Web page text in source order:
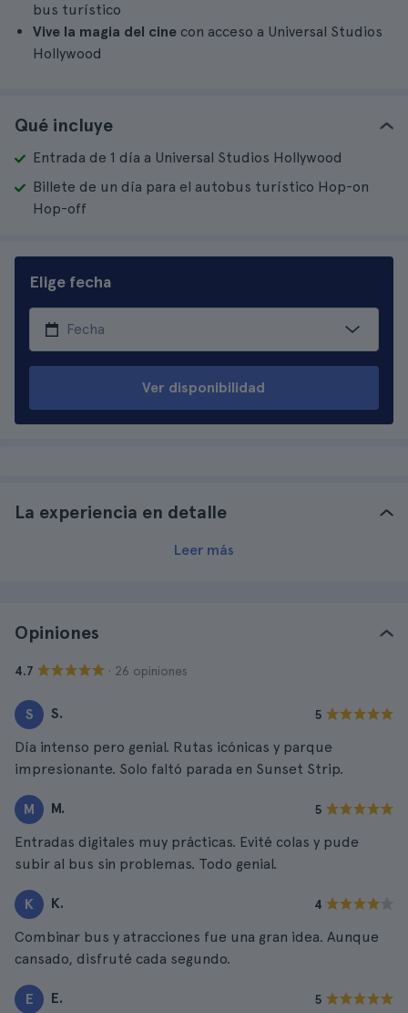
bus turístico
Vive la magia del cine con acceso a Universal Studios
Hollywood
Qué incluye
Entrada de 1 día a Universal Studios Hollywood
Billete de un día para el autobus turístico Hop-on
Hop-off
Elige fecha
Ver disponibilidad
La experiencia en detalle
Leer más
Opiniones
4.7 · 26 opiniones
S S. 5
Día intenso pero genial. Rutas icónicas y parque
impresionante. Solo faltó parada en Sunset Strip.
M M. 5
Entradas digitales muy prácticas. Evité colas y pude
subir al bus sin problemas. Todo genial.
K K. 4
Combinar bus y atracciones fue una gran idea. Aunque
cansado, disfruté cada segundo.
E E. 5